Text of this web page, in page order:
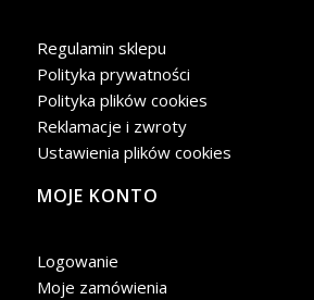
Regulamin sklepu
Polityka prywatności
Polityka plików cookies
Reklamacje i zwroty
Ustawienia plików cookies
MOJE KONTO
Logowanie
Moje zamówienia